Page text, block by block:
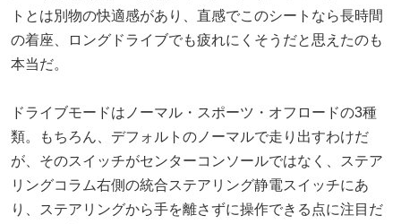
トとは別物の快適感があり、直感でこのシートなら長時間
の着座、ロングドライブでも疲れにくそうだと思えたのも
本当だ。
ドライブモードはノーマル・スポーツ・オフロードの3種
類。もちろん、デフォルトのノーマルで走り出すわけだ
が、そのスイッチがセンターコンソールではなく、ステア
リングコラム右側の統合ステアリング静電スイッチにあ
り、ステアリングから手を離さずに操作できる点に注目だ